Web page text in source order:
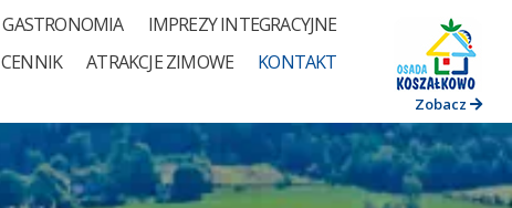
GASTRONOMIA
IMPREZY INTEGRACYJNE
CENNIK ATRAKCJE ZIMOWE KONTAKT
Zobacz